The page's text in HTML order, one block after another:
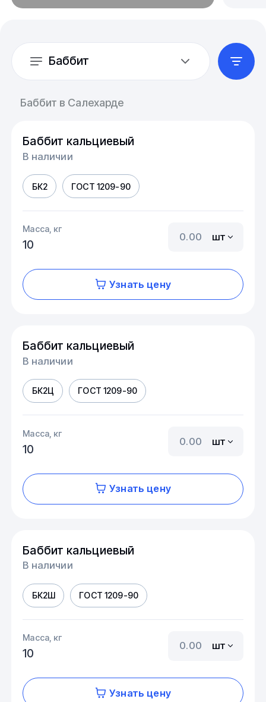
Баббит
Баббит в Салехарде
Баббит кальциевый
В наличии
БК2 ГОСТ 1209-90
Масса, кг
10
шт
Узнать цену
Баббит кальциевый
В наличии
БК2Ц ГОСТ 1209-90
Масса, кг
10
шт
Узнать цену
Баббит кальциевый
В наличии
БК2Ш ГОСТ 1209-90
Масса, кг
10
шт
Узнать цену